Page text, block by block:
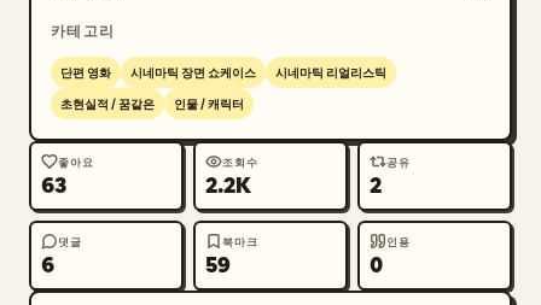
0:10.9–0:12.1 미디엄 샷입니다. 그녀는 부드러운 머
리 위 조명을 향해 얼굴을 위로 기울이며 노출을 받아
들입니다.
를 향해 손을 뻗고, 손끝이 거의 맞닿을 듯합니다. 천
천히 푸시 인(push-in)합니다.
0:13.3–0:15.0 마지막 클로즈업입니다. 실제 얼굴과
반사된 얼굴이 완벽하게 일치합니다. 정지 상태를 유지
합니다. 속삭이는 내레이션: “나는 결코 하나의 얼굴
카테고리
단편 영화 시네마틱 장면 쇼케이스 시네마틱 리얼리스틱
초현실적 / 꿈같은 인물 / 캐릭터
좋아요
63
조회수
2.2K
공유
2
댓글
6
북마크
59
인용
0